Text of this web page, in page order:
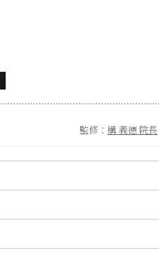
監修： 構 義徳 院長